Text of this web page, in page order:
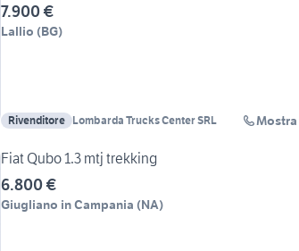
7.900 €
Lallio (BG)
Rivenditore Lombarda Trucks Center SRL
Fiat Qubo 1.3 mtj trekking
6.800 €
Giugliano in Campania (NA)